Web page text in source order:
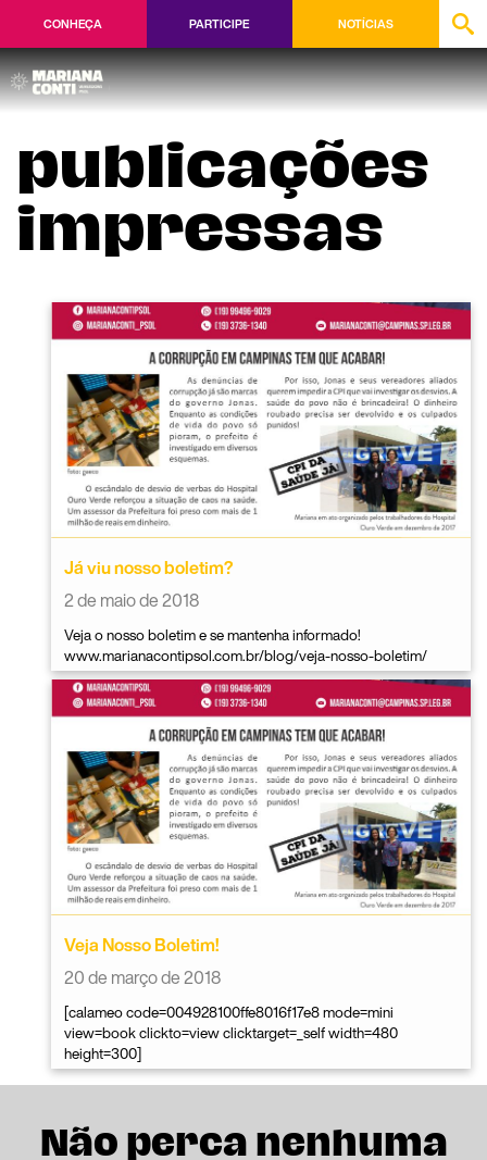
CONHEÇA PARTICIPE NOTÍCIAS
publicações
impressas
Já viu nosso boletim?
2 de maio de 2018
Veja o nosso boletim e se mantenha informado!
www.marianacontipsol.com.br/blog/veja-nosso-boletim/
Veja Nosso Boletim!
20 de março de 2018
[calameo code=004928100ffe8016f17e8 mode=mini
view=book clickto=view clicktarget=_self width=480
height=300]
Não perca nenhuma